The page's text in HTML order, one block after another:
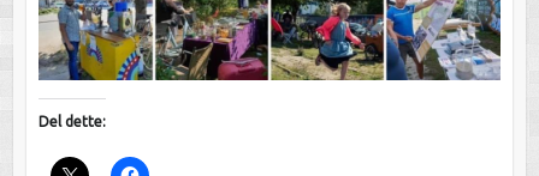
Del dette: